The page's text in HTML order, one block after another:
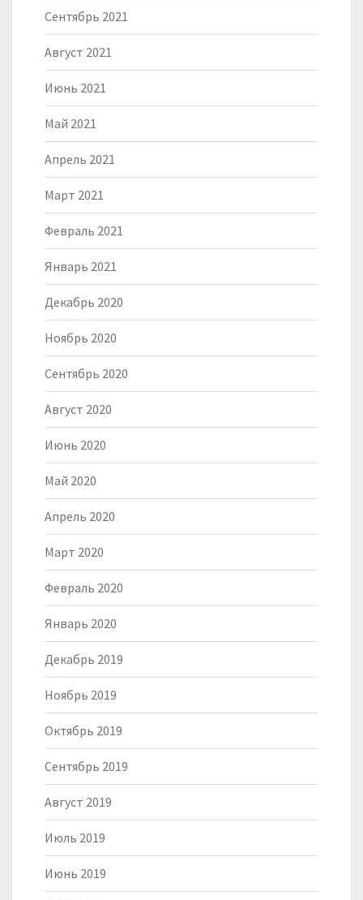
Сентябрь 2021
Август 2021
Июнь 2021
Май 2021
Апрель 2021
Март 2021
Февраль 2021
Январь 2021
Декабрь 2020
Ноябрь 2020
Сентябрь 2020
Август 2020
Июнь 2020
Май 2020
Апрель 2020
Март 2020
Февраль 2020
Январь 2020
Декабрь 2019
Ноябрь 2019
Октябрь 2019
Сентябрь 2019
Август 2019
Июль 2019
Июнь 2019